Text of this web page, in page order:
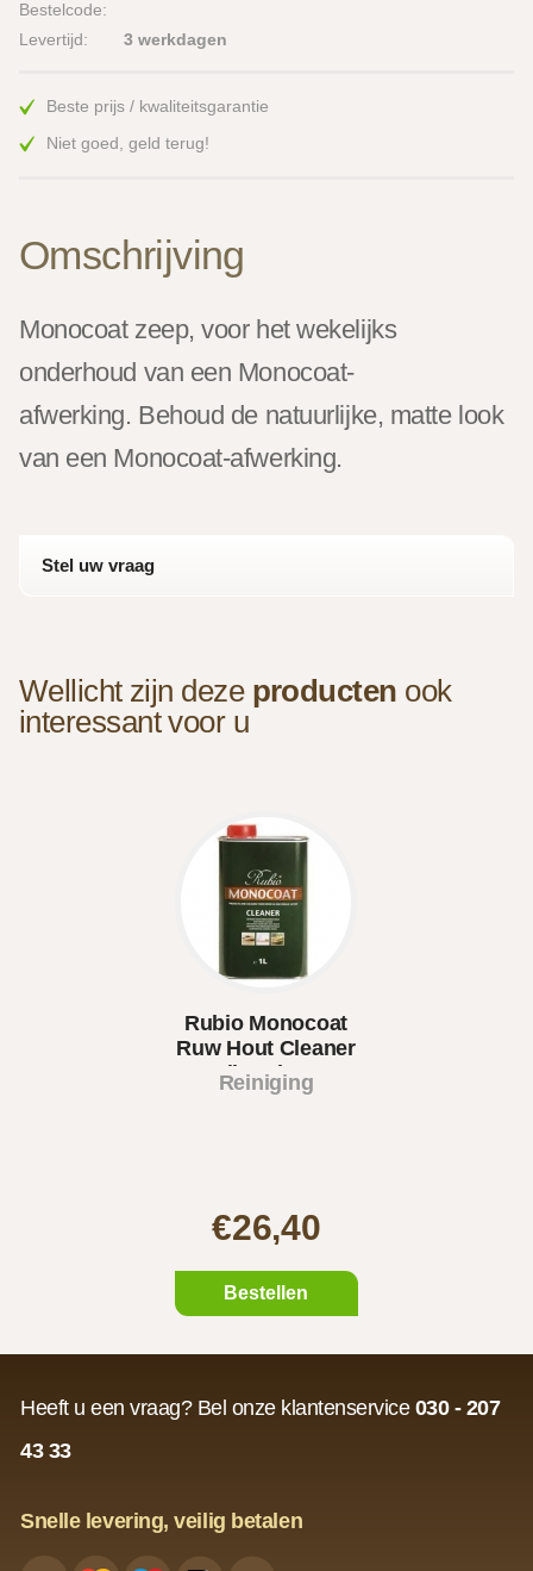
Omschrijving
Monocoat zeep, voor het wekelijks
onderhoud van een Monocoat-
afwerking. Behoud de natuurlijke, matte look
van een Monocoat-afwerking.
Stel uw vraag
Bestelcode:
Levertijd:
3 werkdagen
Beste prijs / kwaliteitsgarantie
Niet goed, geld terug!
Wellicht zijn deze producten ook
interessant voor u
Rubio Monocoat
Ruw Hout Cleaner
(interio..
Reiniging
€26,40
Bestellen
Heeft u een vraag? Bel onze klantenservice 030 - 207
43 33
Snelle levering, veilig betalen